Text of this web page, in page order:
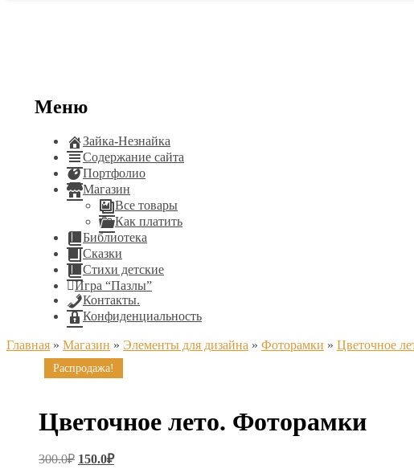
Меню
Зайка-Незнайка
Содержание сайта
Портфолио
Магазин
Все товары
Как платить
Библиотека
Сказки
Стихи детские
Игра “Пазлы”
Контакты.
Конфиденциальность
Главная » Магазин » Элементы для дизайна » Фоторамки » Цветочное
Распродажа!
Цветочное лето. Фоторамки
300.0₽ Первоначальная
150.0₽Текущая